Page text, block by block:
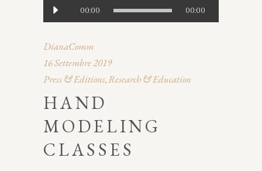
Audio
Player
00:00 00:00
DianaComm
16 Settembre 2019
Press & Editions, Research & Education
HAND
MODELING
CLASSES